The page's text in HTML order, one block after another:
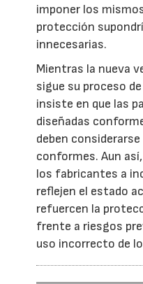
imponer los
protección
innecesarias.
Mientras la nueva
sigue su proceso
insiste en que las
diseñadas
deben
conformes. Aun
los fabricantes a
reflejen el estado
refuercen la
frente a riesgos
uso incorrecto de